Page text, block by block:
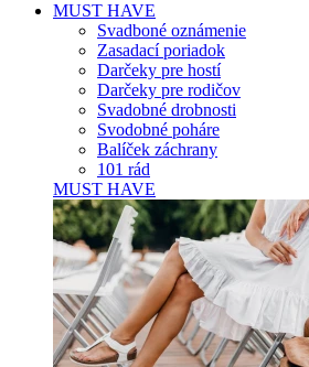
MUST HAVE
Svadboné oznámenie
Zasadací poriadok
Darčeky pre hostí
Darčeky pre rodičov
Svadobné drobnosti
Svodobné poháre
Balíček záchrany
101 rád
MUST HAVE